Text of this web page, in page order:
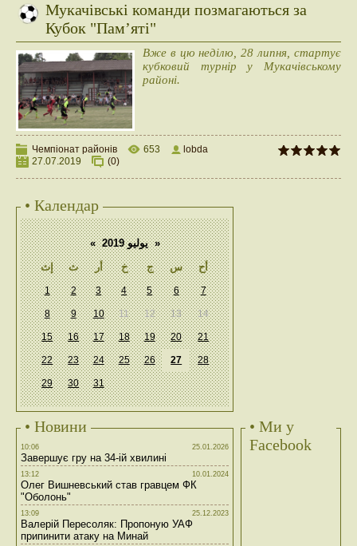
Мукачівські команди позмагаються за
Кубок "Пам’яті"
Вже в цю неділю, 28 липня, стартує
кубковий турнір у Мукачівському
районі.
Чемпіонат районів 653
lobda
27.07.2019
(0)
• Календар
« يوليو 2019 »
إث
ث أر خ ج س أح
1 2 3 4 5 6 7
8 9 10 11 12 13 14
15 16 17 18 19 20 21
22 23 24 25 26 27 28
29 30 31
• Новини
10:06 25.01.2026
Завершує гру на 34-ій хвилині
13:12 10.01.2024
Олег Вишневський став гравцем ФК
"Оболонь"
13:09 25.12.2023
Валерій Пересоляк: Пропоную УАФ
припинити атаку на Минай
• Ми у
Facebook